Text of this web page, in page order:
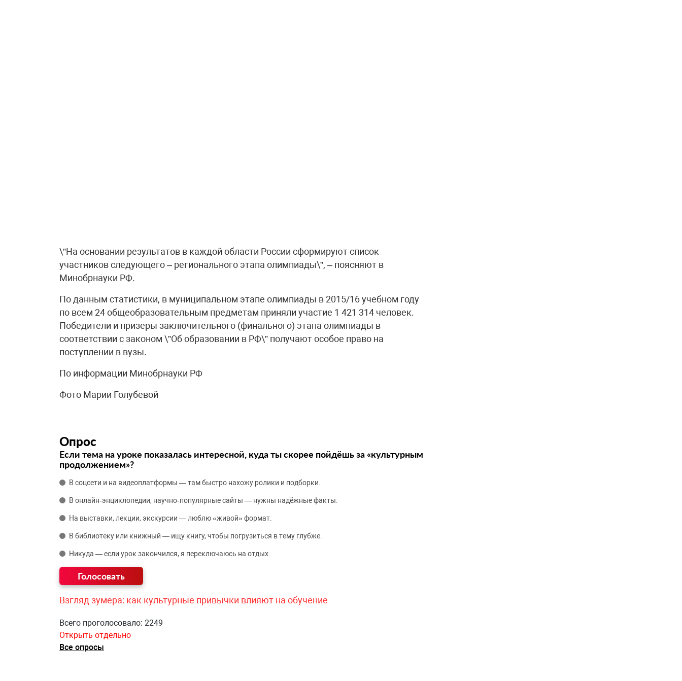
\”На основании результатов в каждой области России сформируют список
участников следующего – регионального этапа олимпиады\”, – поясняют в
Минобрнауки РФ.
По данным статистики, в муниципальном этапе олимпиады в 2015/16 учебном году
по всем 24 общеобразовательным предметам приняли участие 1 421 314 человек.
Победители и призеры заключительного (финального) этапа олимпиады в
соответствии с законом \”Об образовании в РФ\” получают особое право на
поступлении в вузы.
По информации Минобрнауки РФ
Фото Марии Голубевой
Опрос
Если тема на уроке показалась интересной, куда ты скорее пойдёшь за «культурным
продолжением»?
В соцсети и на видеоплатформы — там быстро нахожу ролики и подборки.
В онлайн‑энциклопедии, научно‑популярные сайты — нужны надёжные факты.
На выставки, лекции, экскурсии — люблю «живой» формат.
В библиотеку или книжный — ищу книгу, чтобы погрузиться в тему глубже.
Никуда — если урок закончился, я переключаюсь на отдых.
Взгляд зумера: как культурные привычки влияют на обучение
Всего проголосовало: 2249
Открыть отдельно
Все опросы